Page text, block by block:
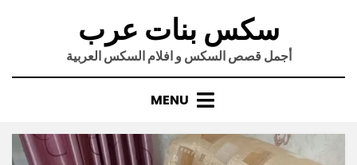
سكس بنات عرب
أجمل قصص السكس و افلام السكس العربية
MENU